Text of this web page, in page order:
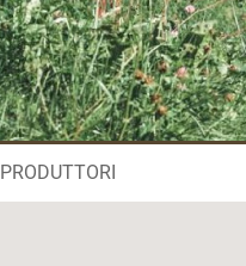
PRODUTTORI